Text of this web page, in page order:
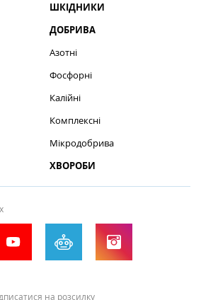
ШКІДНИКИ
ДОБРИВА
Азотні
Фосфорні
Калійні
Комплексні
Мікродобрива
ХВОРОБИ
на розсилку